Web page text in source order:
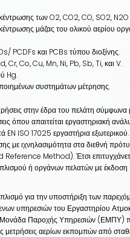
τωνO2,CO2,CO, SO2, N2O
μάζας του ολικού αερίου
/ PCDFs και PCBs τύπου διοξίνης.
,Cr,Co,Cu, Mn, Ni, Pb, Sb,Ti, καιV.
Hg.
συστημάτων μέτρησης.
στην έδρα του πελάτη
όπου απαιτείται εργαστηριακή
EN ISO 17025 εργαστήρια
με ιχνηλασιμότητα στα διεθνή
Reference Method). Έτσι
ή οργάνων πελατών με έκδοση
για την υποστήριξη των
υπηρεσιών του Εργαστηρίου
Μονάδα Παροχής Υπηρεσιών (ΕΜΠΥ)
μετρήσεις αερίων εκπομπών από